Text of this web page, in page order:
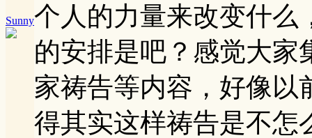
Sunny个人的力量来改变什么
的安排是吧？感觉大家
家祷告等内容，好像以
得其实这样祷告是不怎